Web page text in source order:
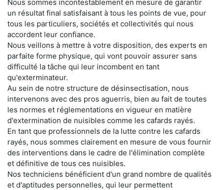
Nous sommes incontestablement en mesure de garantir
un résultat final satisfaisant à tous les points de vue, pour
tous les particuliers, sociétés et collectivités qui nous
accordent leur confiance.
Nous veillons à mettre à votre disposition, des experts en
parfaite forme physique, qui vont pouvoir assurer sans
difficulté la tâche qui leur incombent en tant
qu'exterminateur.
Au sein de notre structure de désinsectisation, nous
intervenons avec des pros aguerris, bien au fait de toutes
les normes et réglementations en vigueur en matière
d'extermination de nuisibles comme les cafards rayés.
En tant que professionnels de la lutte contre les cafards
rayés, nous sommes clairement en mesure de vous fournir
des interventions dans le cadre de l'élimination complète
et définitive de tous ces nuisibles.
Nos techniciens bénéficient d'un grand nombre de qualités
et d'aptitudes personnelles, qui leur permettent